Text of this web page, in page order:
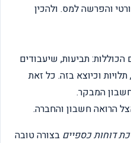
והפרשה למס. ולהכין
תביעות, שיעבודים
וכיוצא בזה. כל זאת
המבקר.
הרואה חשבון והחברה.
דוחות כספייםבצורה טובה